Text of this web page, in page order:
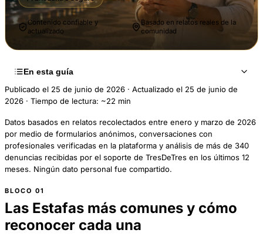
Contenido confiable y
actualizado
Basado en relatos reales de la
comunidad
En esta guía
Publicado el 25 de junio de 2026 · Actualizado el 25 de junio de
2026 · Tiempo de lectura: ~22 min
Datos basados en relatos recolectados entre enero y marzo de 2026
por medio de formularios anónimos, conversaciones con
profesionales verificadas en la plataforma y análisis de más de 340
denuncias recibidas por el soporte de TresDeTres en los últimos 12
meses. Ningún dato personal fue compartido.
Las Estafas más comunes y cómo
reconocer cada una